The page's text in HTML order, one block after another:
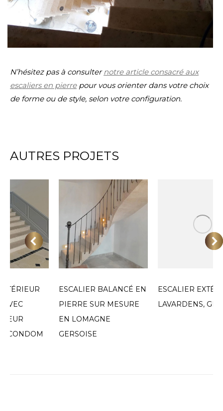
N’hésitez pas à consulter notre article consacré aux
escaliers en pierrepour vous orienter dans votre choix
de forme ou de style, selon votre configuration.
AUTRES PROJETS
AVEC
CONDOM
ESCALIER BALANCÉ EN
PIERRE SUR MESURE
EN LOMAGNE
GERSOISE
ESCALIER
LAVARDENS,